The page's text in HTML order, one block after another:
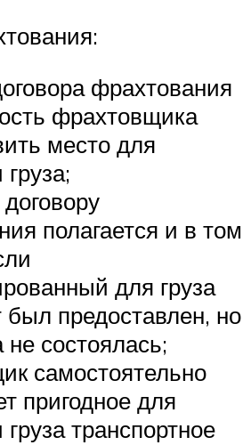
фрахтования
фрахтовщика
место для
полагается и в том
для груза
был предоставлен, но
не состоялась;
самостоятельно
пригодное для
груза транспортное